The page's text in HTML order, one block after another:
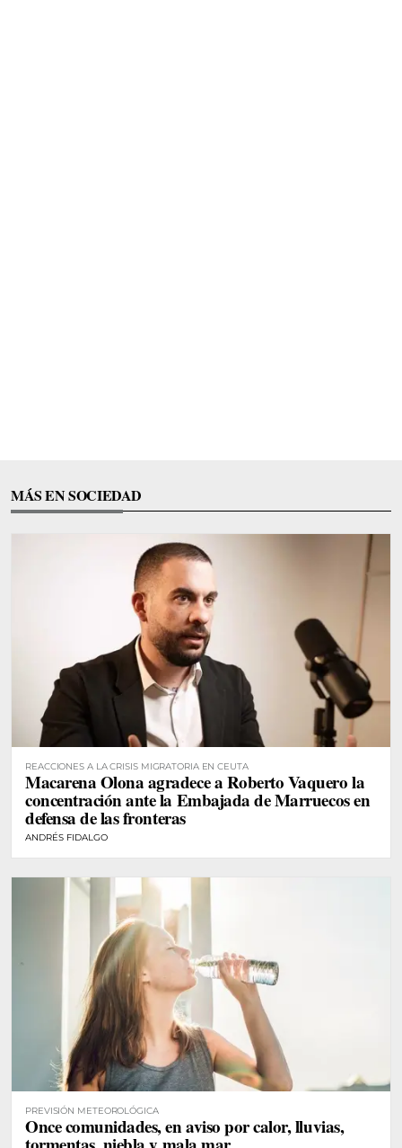
MÁS EN SOCIEDAD
REACCIONES A LA CRISIS MIGRATORIA EN CEUTA
Macarena Olona agradece a Roberto Vaquero la
concentración ante la Embajada de Marruecos en
defensa de las fronteras
ANDRÉS FIDALGO
PREVISIÓN METEOROLÓGICA
Once comunidades, en aviso por calor, lluvias,